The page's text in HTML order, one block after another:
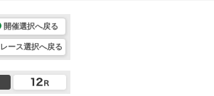
開催選択へ戻る
レース選択へ戻る